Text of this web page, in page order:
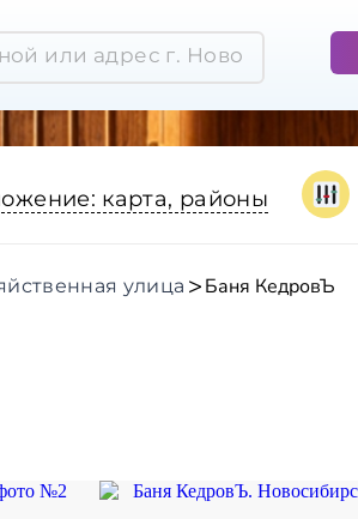
карта, районы
улица Баня КедровЪ